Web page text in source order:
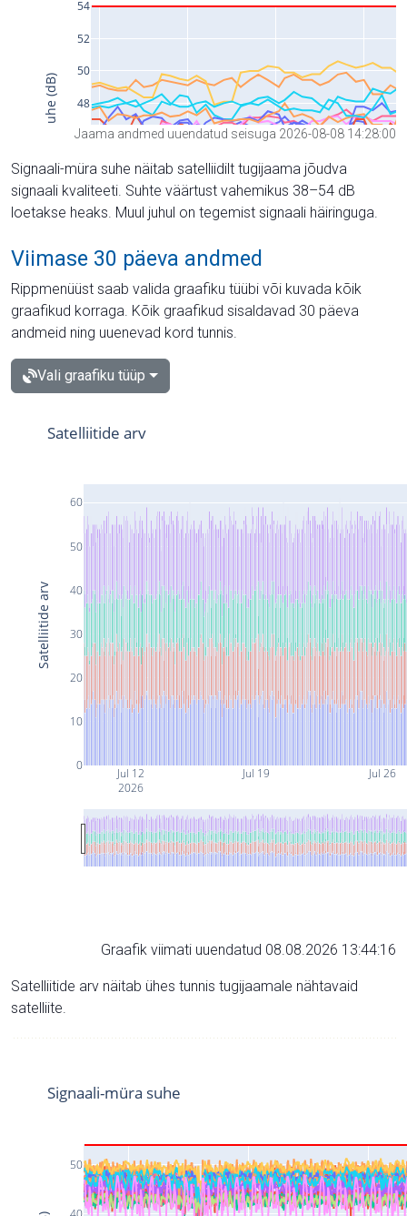
Jaama andmed uuendatud seisuga 2026-08-08 14:28:00
Signaali-müra suhe näitab satelliidilt tugijaama jõudva
signaali kvaliteeti. Suhte väärtust vahemikus 38–54 dB
loetakse heaks. Muul juhul on tegemist signaali häiringuga.
Viimase 30 päeva andmed
Rippmenüüst saab valida graafiku tüübi või kuvada kõik
graafikud korraga. Kõik graafikud sisaldavad 30 päeva
andmeid ning uuenevad kord tunnis.
Vali graafiku tüüp
Jul 12
2026
Jul 19 Jul 26
0
10
20
30
40
50
60
Satelliitide arv
Satelliitide arv
Graafik viimati uuendatud 08.08.2026 13:44:16
Satelliitide arv näitab ühes tunnis tugijaamale nähtavaid
satelliite.
50
Signaali-müra suhe